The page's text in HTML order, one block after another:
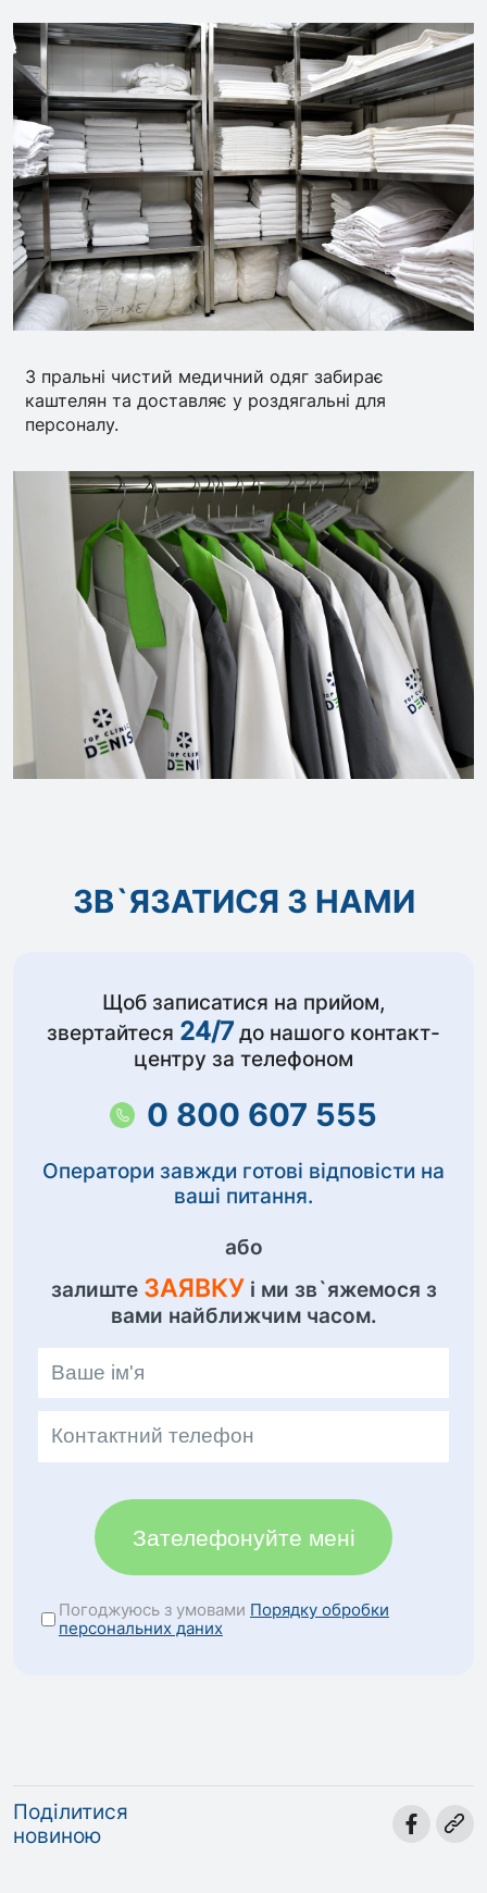
З пральні чистий медичний одяг забирає
каштелян та доставляє у роздягальні для
персоналу.
ЗВ`ЯЗАТИСЯ З НАМИ
Щоб записатися на прийом,
звертайтеся 24/7 до нашого контакт-
центру за телефоном
0 800 607 555
Оператори завжди готові відповісти на
ваші питання.
або
залиште ЗАЯВКУ і ми зв`яжемося з
вами найближчим часом.
Зателефонуйте мені
Погоджуюсь з умовами Порядку обробки
персональних даних
Поділитися
новиною